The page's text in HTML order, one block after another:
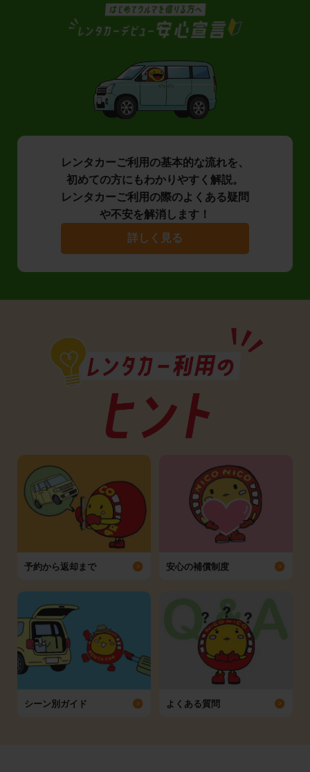
レンタカーご利用の基本的な流れを、
初めての方にもわかりやすく解説。
レンタカーご利用の際のよくある疑問
や不安を解消します！
詳しく見る
予約から返却まで 安心の補償制度
シーン別ガイド よくある質問